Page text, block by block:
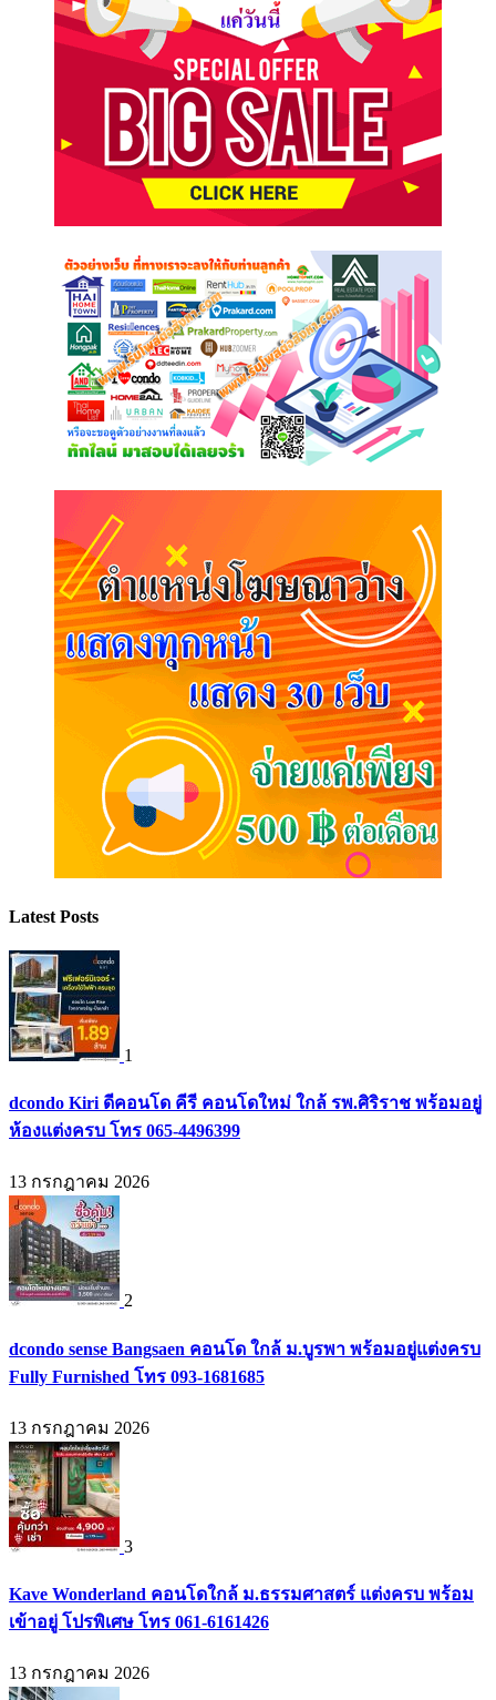
Latest Posts
1
dcondo Kiri ดีคอนโด คีรี คอนโดใหม่ ใกล้ รพ.ศิริราช พร้อมอยู่
ห้องแต่งครบ โทร 065-4496399
13 กรกฎาคม 2026
2
dcondo sense Bangsaen คอนโด ใกล้ ม.บูรพา พร้อมอยู่แต่งครบ
Fully Furnished โทร 093-1681685
13 กรกฎาคม 2026
3
Kave Wonderland คอนโดใกล้ ม.ธรรมศาสตร์ แต่งครบ พร้อม
เข้าอยู่ โปรพิเศษ โทร 061-6161426
13 กรกฎาคม 2026